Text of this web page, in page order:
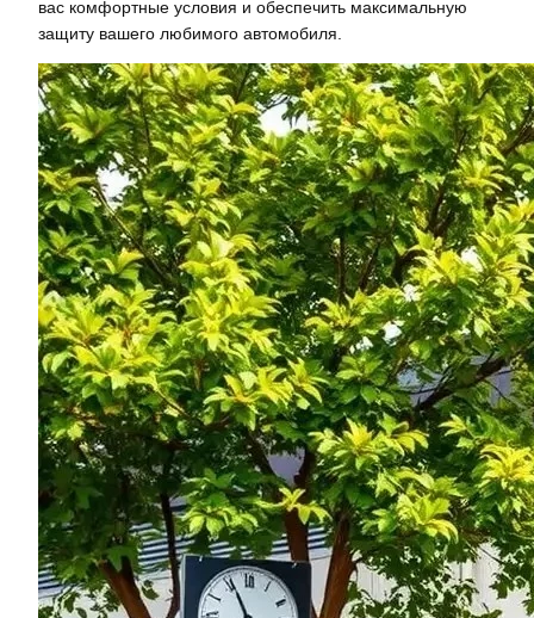
вас комфортные условия и обеспечить максимальную
защиту вашего любимого автомобиля.